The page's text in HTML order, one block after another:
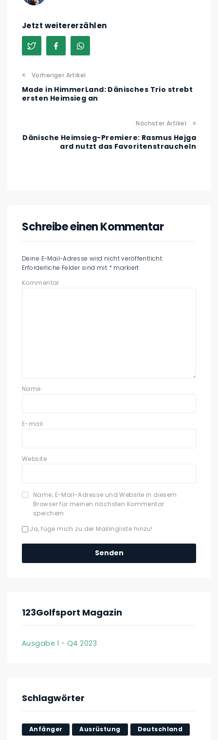
Jetzt weitererzählen
Vorheriger Artikel
Made in HimmerLand: Dänisches Trio strebt
ersten Heimsieg an
Nächster Artikel
Dänische Heimsieg-Premiere: Rasmus Højga
ard nutzt das Favoritenstraucheln
Schreibe einen Kommentar
Deine E-Mail-Adresse wird nicht veröffentlicht.
Erforderliche Felder sind mit * markiert
Kommentar
Name
E-mail
Website
Name, E-Mail-Adresse und Website in diesem
Browser für meinen nächsten Kommentar
speichern.
Ja, füge mich zu der Mailingliste hinzu!
123Golfsport Magazin
Ausgabe 1 - Q4 2023
Schlagwörter
Anfänger Ausrüstung Deutschland